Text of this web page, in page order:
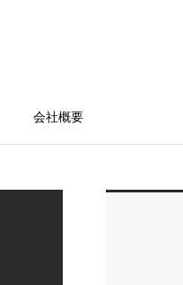
会社概要